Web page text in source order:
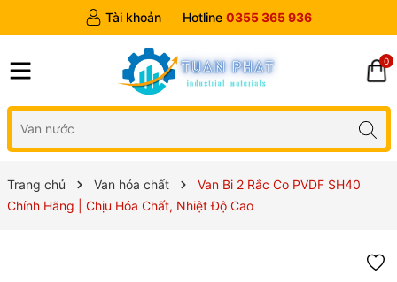
Tài khoản Hotline 0355 365 936
0
Trang chủ Van hóa chất
Van Bi 2 Rắc Co PVDF SH40
Chính Hãng | Chịu Hóa Chất, Nhiệt Độ Cao